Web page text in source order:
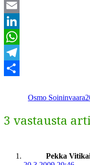
Twitter
Email
LinkedIn
WhatsApp
Telegram
Osmo Soininvaara
3 vastausta
Pekka